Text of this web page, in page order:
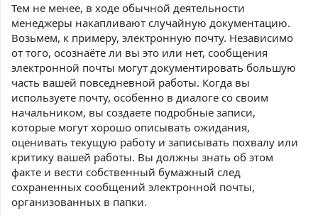
Тем не менее, в ходе обычной деятельности
менеджеры накапливают случайную документацию.
Возьмем, к примеру, электронную почту. Независимо
от того, осознаёте ли вы это или нет, сообщения
электронной почты могут документировать большую
часть вашей повседневной работы. Когда вы
используете почту, особенно в диалоге со своим
начальником, вы создаете подробные записи,
которые могут хорошо описывать ожидания,
оценивать текущую работу и записывать похвалу или
критику вашей работы. Вы должны знать об этом
факте и вести собственный бумажный след
сохраненных сообщений электронной почты,
организованных в папки.